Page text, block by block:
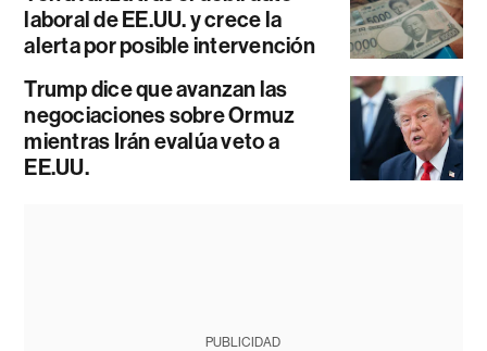
laboral de EE.UU. y crece la
alerta por posible intervención
Trump dice que avanzan las
negociaciones sobre Ormuz
mientras Irán evalúa veto a
EE.UU.
PUBLICIDAD